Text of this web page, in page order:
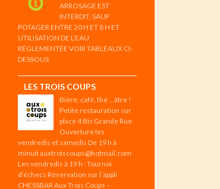
ARROSAGE EST
INTERDIT, SAUF
POTAGER ENTRE 20 H ET 8 H ET
UTILISATION DE L’EAU
RÉGLEMENTÉE VOIR TABLEAUX CI-
DESSOUS
LES TROIS COUPS
Bière, café, thé …âtre !
Petite restauration sur
place 4 Bis Grande Rue
Ouverture les
vendredis et samedis De 19 h à
minuit auxtroiscoups@hotmail.com
Les vendredis à 19 h : Tournoi
d’échecs Réservation sur l’appli
CHESSBAR Aux Trois Coups –